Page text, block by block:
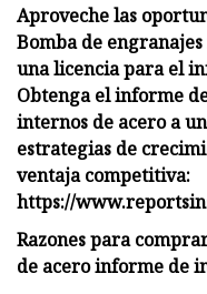
Aproveche las
Bomba de
una licencia para el
Obtenga el informe
internos de acero a
estrategias de
ventaja competitiva:
https://
Razones para
de acero informe de